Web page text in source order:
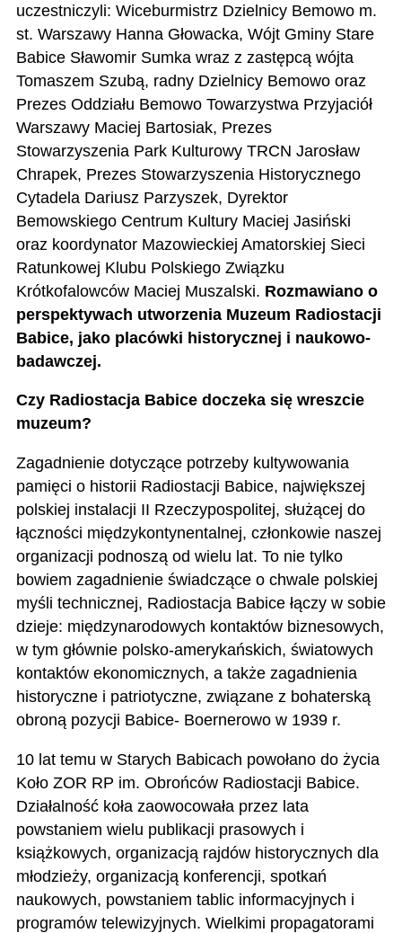
uczestniczyli: Wiceburmistrz Dzielnicy Bemowo m.
st. Warszawy Hanna Głowacka, Wójt Gminy Stare
Babice Sławomir Sumka wraz z zastępcą wójta
Tomaszem Szubą, radny Dzielnicy Bemowo oraz
Prezes Oddziału Bemowo Towarzystwa Przyjaciół
Warszawy Maciej Bartosiak, Prezes
Stowarzyszenia Park Kulturowy TRCN Jarosław
Chrapek, Prezes Stowarzyszenia Historycznego
Cytadela Dariusz Parzyszek, Dyrektor
Bemowskiego Centrum Kultury Maciej Jasiński
oraz koordynator Mazowieckiej Amatorskiej Sieci
Ratunkowej Klubu Polskiego Związku
Krótkofalowców Maciej Muszalski. Rozmawiano o
perspektywach utworzenia Muzeum Radiostacji
Babice, jako placówki historycznej i naukowo-
badawczej.
Czy Radiostacja Babice doczeka się wreszcie
muzeum?
Zagadnienie dotyczące potrzeby kultywowania
pamięci o historii Radiostacji Babice, największej
polskiej instalacji II Rzeczypospolitej, służącej do
łączności międzykontynentalnej, członkowie naszej
organizacji podnoszą od wielu lat. To nie tylko
bowiem zagadnienie świadczące o chwale polskiej
myśli technicznej, Radiostacja Babice łączy w sobie
dzieje: międzynarodowych kontaktów biznesowych,
w tym głównie polsko-amerykańskich, światowych
kontaktów ekonomicznych, a także zagadnienia
historyczne i patriotyczne, związane z bohaterską
obroną pozycji Babice- Boernerowo w 1939 r.
10 lat temu w Starych Babicach powołano do życia
Koło ZOR RP im. Obrońców Radiostacji Babice.
Działalność koła zaowocowała przez lata
powstaniem wielu publikacji prasowych i
książkowych, organizacją rajdów historycznych dla
młodzieży, organizacją konferencji, spotkań
naukowych, powstaniem tablic informacyjnych i
programów telewizyjnych. Wielkimi propagatorami